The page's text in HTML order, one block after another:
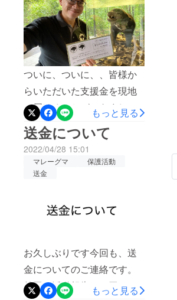
リースしました。ボルネオ
滞在中はSNSを通して現地
レポートや配信をたくさん
行う予定なので、ぜひ活動
をTwitterおよびInstagramで
ご覧ください！そして…こ
の度マレーシア専門旅行会
社のMRC Japanと協同で日
本の皆さんをボルネオ、そ
してBSBCCにお連れするツ
アーを開催することになり
実際に会い魅力たっぷりの
ボルネオを私たちと一緒に
年6月3日（土）から6月8日
（木）の3泊4日[価格]日本発
着航空券付きプラン
ついに、ついに、、皆様か
らいただいた支援金を現地
に届けることができまし
た！皆様からいただいた
【支援金1,472,000円】のう
ちー145,728円（クラウド
ファンディングの手数
JAPANのリターン作成費＋
回目）ー6,321円（送金会社
Wise手数料２回目）を差し
引いた【総額1,227,000円】
もっと見る
送金について
2022/04/28 15:01
マレーグマ
保護活動
送金
お久しぶりです今回も、送
金についてのご連絡です。
前回の活動報告で１円＝
もっと見る